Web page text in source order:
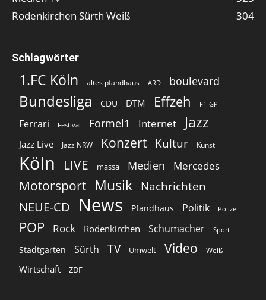
Rodenkirchen Sürth Weiß
304
Schlagwörter
1.FC Köln altes pfandhaus ARD boulevard
Bundesliga CDU DTM Effzeh F1-GP
Ferrari Festival Formel1 Internet Jazz
Jazz Live Jazz NRW Konzert Kultur Kunst
Köln LIVE massa Medien Mercedes
Motorsport Musik Nachrichten
NEUE-CD
News Pfandhaus Politik Polizei
POP Rock Rodenkirchen Schumacher Sport
Stadtgarten Sürth TV Umwelt Video Weiß
Wirtschaft ZDF